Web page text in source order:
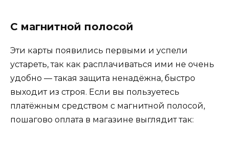
С магнитной полосой
Эти карты появились первыми и успели
устареть, так как расплачиваться ими не очень
удобно — такая защита ненадёжна, быстро
выходит из строя. Если вы пользуетесь
платёжным средством с магнитной полосой,
пошагово оплата в магазине выглядит так: